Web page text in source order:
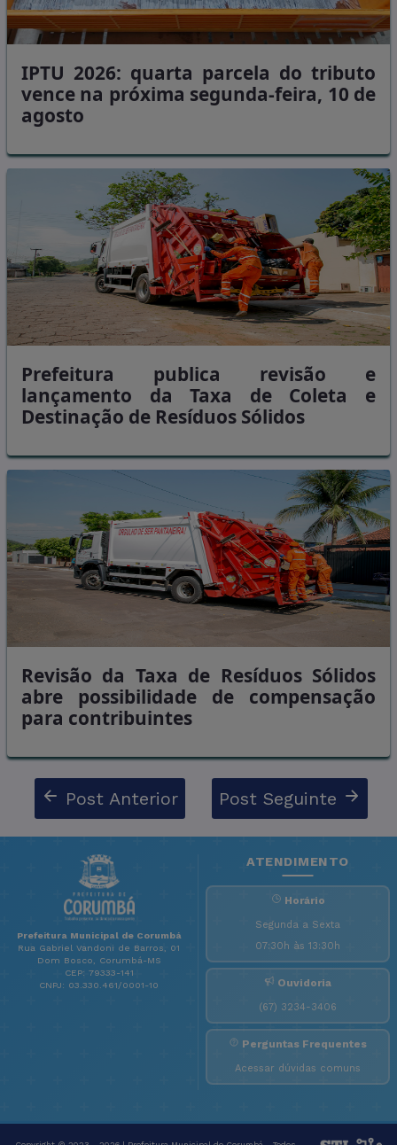
IPTU 2026: quarta parcela do tributo
vence na próxima segunda-feira, 10 de
agosto
Prefeitura publica revisão e
lançamento da Taxa de Coleta e
Destinação de Resíduos Sólidos
Revisão da Taxa de Resíduos Sólidos
abre possibilidade de compensação
para contribuintes
Post Anterior Post Seguinte
Prefeitura Municipal de Corumbá
Rua Gabriel Vandoni de Barros, 01
Dom Bosco, Corumbá-MS
CEP: 79333-141
CNPJ: 03.330.461/0001-10
ATENDIMENTO
Horário
Segunda a Sexta
07:30h às 13:30h
Ouvidoria
(67) 3234-3406
Perguntas Frequentes
Acessar dúvidas comuns